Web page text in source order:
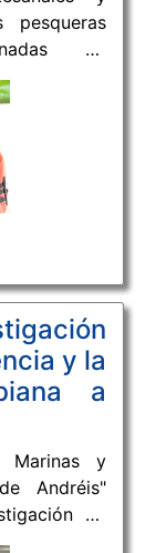
pesqueras
de
técnicas
con
en
y la
a
Marinas y
Andréis"
de
Humboldt,